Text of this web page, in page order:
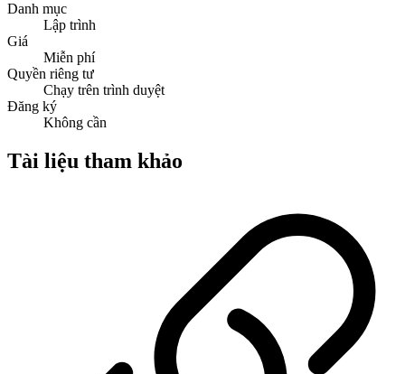
Danh mục
Lập trình
Giá
Miễn phí
Quyền riêng tư
Chạy trên trình duyệt
Đăng ký
Không cần
Tài liệu tham khảo